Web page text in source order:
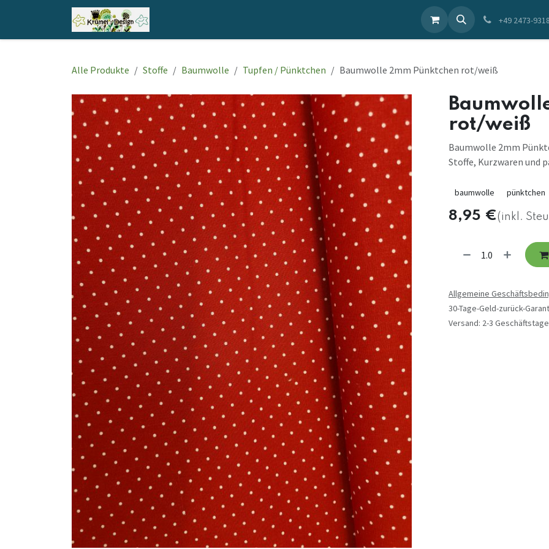
Zum Inhalt springen
+49 2473-
Alle Produkte Stoffe Baumwolle Tupfen / Pünktchen Baumwolle 2mm Pünktchen rot/weiß
rot/weiß
Baumwolle 2mm
Stoffe, Kurzwaren und
baumwolle pünktchen
8,95 €(inkl.
Allgemeine
30-Tage-Geld-zurück-
Versand: 2-3 Geschäftstage